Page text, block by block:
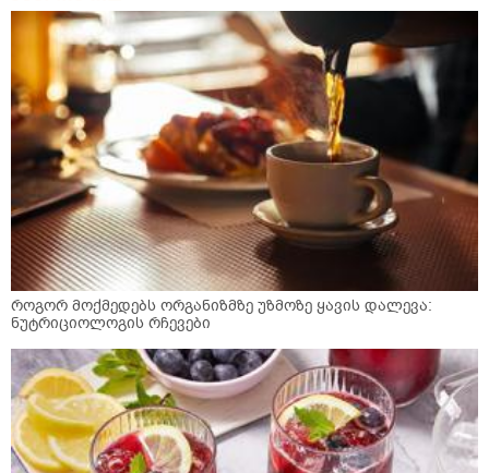
როგორ მოქმედებს ორგანიზმზე უზმოზე ყავის დალევა:
ნუტრიციოლოგის რჩევები